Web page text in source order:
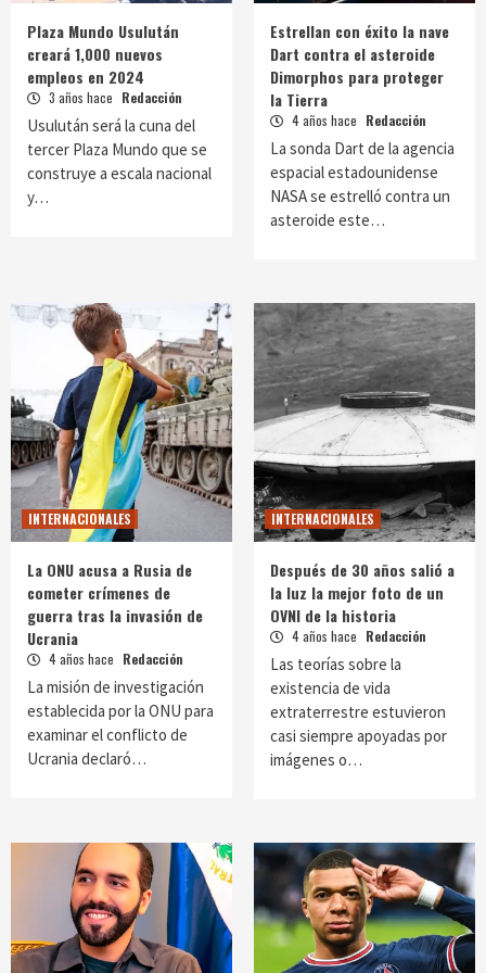
Plaza Mundo Usulután
creará 1,000 nuevos
empleos en 2024
3 años hace Redacción
Usulután será la cuna del
tercer Plaza Mundo que se
construye a escala nacional
y…
Estrellan con éxito la nave
Dart contra el asteroide
Dimorphos para proteger
la Tierra
4 años hace Redacción
La sonda Dart de la agencia
espacial estadounidense
NASA se estrelló contra un
asteroide este…
INTERNACIONALES
La ONU acusa a Rusia de
cometer crímenes de
guerra tras la invasión de
Ucrania
4 años hace Redacción
La misión de investigación
establecida por la ONU para
examinar el conflicto de
Ucrania declaró…
INTERNACIONALES
Después de 30 años salió a
la luz la mejor foto de un
OVNI de la historia
4 años hace Redacción
Las teorías sobre la
existencia de vida
extraterrestre estuvieron
casi siempre apoyadas por
imágenes o…